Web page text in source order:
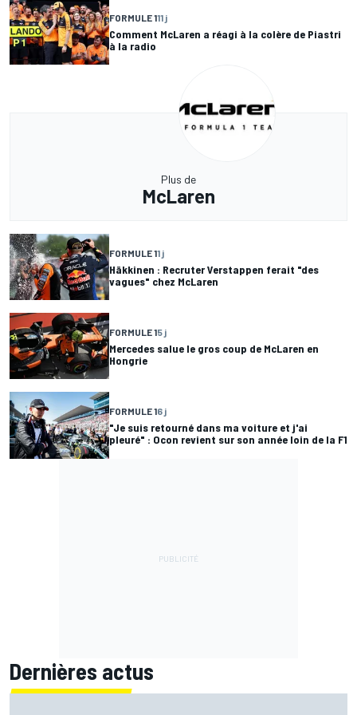
FORMULE 111 j
Comment McLaren a réagi à la colère de Piastri
à la radio
Plus de
McLaren
FORMULE 11 j
Häkkinen : Recruter Verstappen ferait "des
vagues" chez McLaren
FORMULE 15 j
Mercedes salue le gros coup de McLaren en
Hongrie
FORMULE 16 j
"Je suis retourné dans ma voiture et j'ai
pleuré" : Ocon revient sur son année loin de la F1
Dernières actus